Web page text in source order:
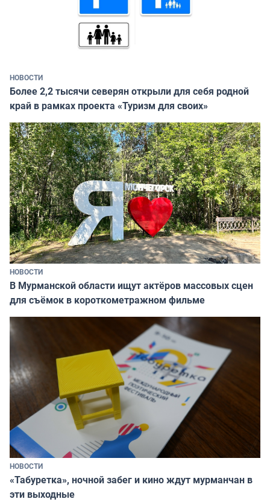
НОВОСТИ
Более 2,2 тысячи северян открыли для себя родной
край в рамках проекта «Туризм для своих»
НОВОСТИ
В Мурманской области ищут актёров массовых сцен
для съёмок в короткометражном фильме
НОВОСТИ
«Табуретка», ночной забег и кино ждут мурманчан в
эти выходные